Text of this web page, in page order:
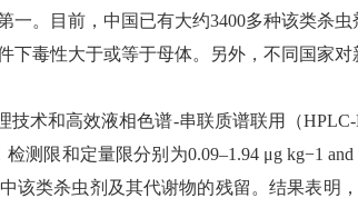
一。目前，中国已有大约3400多种该类杀
下毒性大于或等于母体。另外，不同国家
技术和高效液相色谱-串联质谱联用（
测限和定量限分别为0.09–1.94 μg kg−1
该类杀虫剂及其代谢物的残留。结果表明